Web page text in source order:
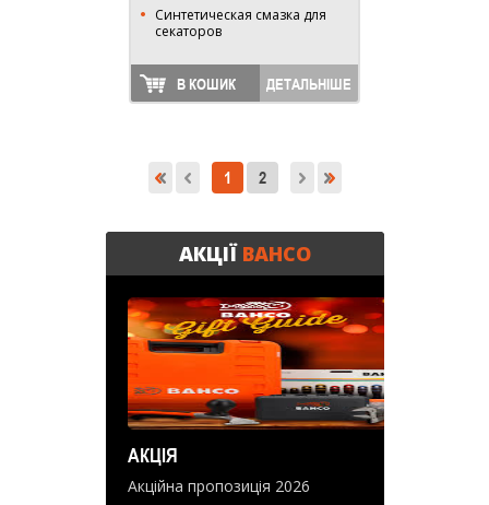
Синтетическая смазка для
секаторов
В КОШИК ДЕТАЛЬНІШЕ
1 2
АКЦІЇBAHCO
АКЦІЯ
Акційна пропозиція 2026